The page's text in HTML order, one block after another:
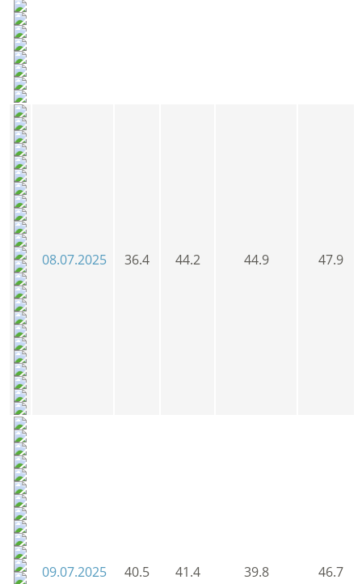
08.07.2025 36.4 44.2 44.9 47.9
09.07.2025 40.5 41.4 39.8 46.7